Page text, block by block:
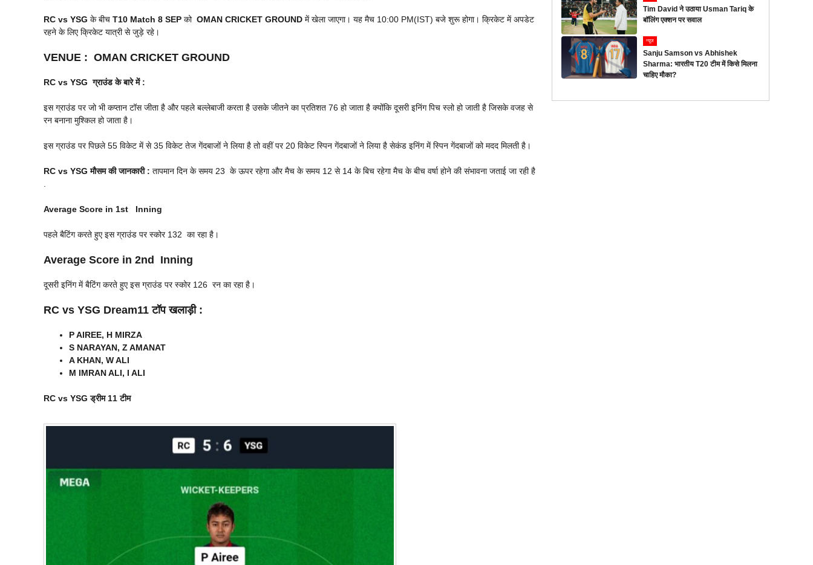
RC vs YSG के बीच T10 Match 8 SEP को OMAN CRICKET GROUND में खेला जाएगा। यह मैच 10:00 PM(IST) बजे शुरू होगा। क्रिकेट में अपडेट
रहने के लिए क्रिकेट यात्री से जुड़े रहे।
VENUE : OMAN CRICKET GROUND
RC vs YSGग्राउंड के बारे में :
इस ग्राउंड पर जो भी कप्तान टॉस जीता है और पहले बल्लेबाजी करता है उसके जीतने का प्रतिशत 76 हो जाता है क्योंकि दूसरी इनिंग पिच स्लो हो जाती है जिसके वजह से
रन बनाना मुश्किल हो जाता है।
इस ग्राउंड पर पिछले 55 विकेट में से 35 विकेट तेज गेंदबाजों ने लिया है तो वहीं पर 20 विकेट स्पिन गेंदबाजों ने लिया है सेकंड इनिंग में स्पिन गेंदबाजों को मदद मिलती है।
RC vs YSGमौसम की जानकारी : तापमान दिन के समय 23 के ऊपर रहेगा और मैच के समय 12 से 14 के बिच रहेगा मैच के बीच वर्षा होने की संभावना जताई जा रही है
.
Average Score in 1st Inning
पहले बैटिंग करते हुए इस ग्राउंड पर स्कोर 132 का रहा है।
Average Score in 2nd Inning
दूसरी इनिंग में बैटिंग करते हुए इस ग्राउंड पर स्कोर 126 रन का रहा है।
RC vs YSG Dream11 टॉप खलाड़ी :
P AIREE, H MIRZA
S NARAYAN, Z AMANAT
A KHAN, W ALI
M IMRAN ALI, I ALI
RC vs YSG ड्रीम 11 टीम
Tim David ने उठाया Usman Tariq के
बॉलिंग एक्शन पर सवाल
न्यूज
Sanju Samson vs Abhishek
Sharma: भारतीय T20 टीम में किसे मिलना
चाहिए मौका?